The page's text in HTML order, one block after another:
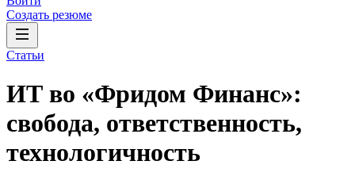
Создать резюме
Статьи
ИТ во «Фридом Финанс»:
свобода, ответственность,
технологичность